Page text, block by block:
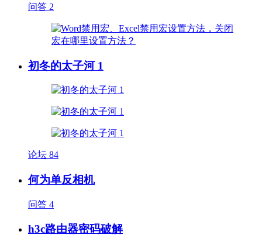
问答 2
初冬的太子河 1
论坛 84
何为单反相机
问答 4
h3c路由器密码破解